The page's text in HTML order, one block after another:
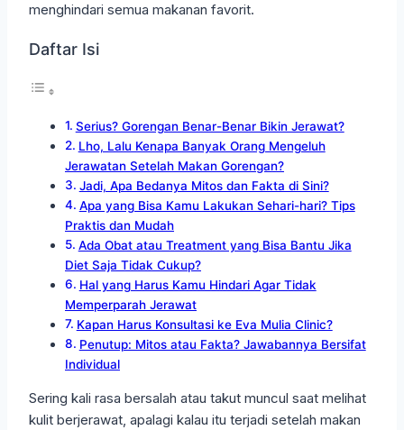
menghindari semua makanan favorit.
Daftar Isi
Serius? Gorengan Benar-Benar Bikin Jerawat?
Lho, Lalu Kenapa Banyak Orang Mengeluh
Jerawatan Setelah Makan Gorengan?
Jadi, Apa Bedanya Mitos dan Fakta di Sini?
Apa yang Bisa Kamu Lakukan Sehari-hari? Tips
Praktis dan Mudah
Ada Obat atau Treatment yang Bisa Bantu Jika
Diet Saja Tidak Cukup?
Hal yang Harus Kamu Hindari Agar Tidak
Memperparah Jerawat
Kapan Harus Konsultasi ke Eva Mulia Clinic?
Penutup: Mitos atau Fakta? Jawabannya Bersifat
Individual
Sering kali rasa bersalah atau takut muncul saat melihat
kulit berjerawat, apalagi kalau itu terjadi setelah makan